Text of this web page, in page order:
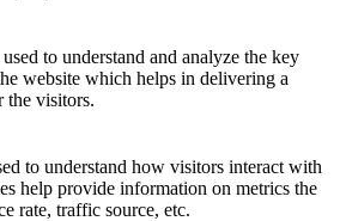
to understand and analyze the key
website which helps in delivering a
the visitors.
to understand how visitors interact with
help provide information on metrics the
rate, traffic source, etc.